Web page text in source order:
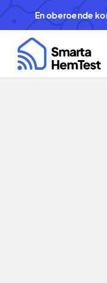
En oberoende